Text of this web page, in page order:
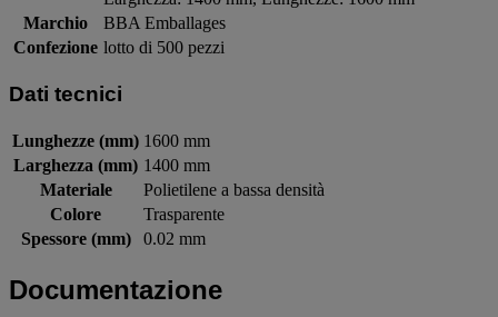
Marchio
BBA Emballages
Confezione lotto di 500 pezzi
Dati tecnici
Lunghezze (mm) 1600 mm
Larghezza (mm) 1400 mm
Materiale
Polietilene a bassa densità
Colore
Trasparente
Spessore (mm)
0.02 mm
Documentazione